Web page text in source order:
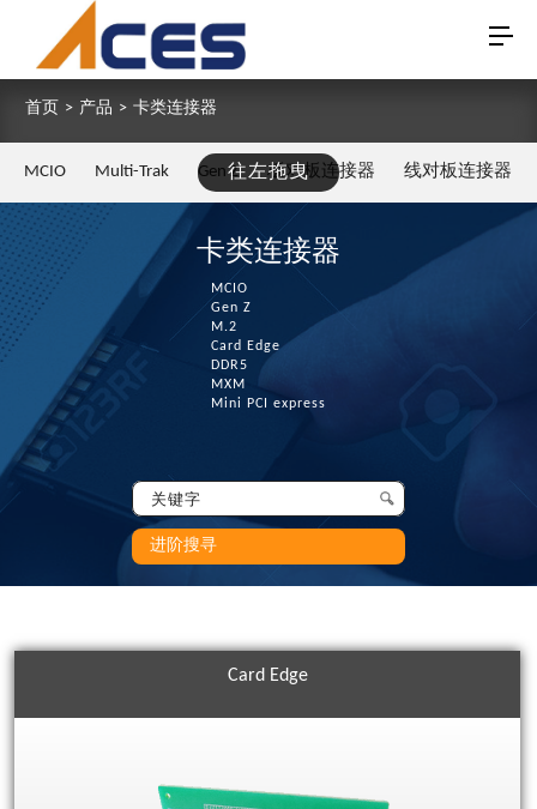
首页 > 产品 > 卡类连接器
往左拖曳
MCIO Multi-Trak Gen Z 板对板连接器 线对板连接器
卡类连接器
MCIO
Gen Z
M.2
Card Edge
DDR5
MXM
Mini PCI express
进阶搜寻
Card Edge